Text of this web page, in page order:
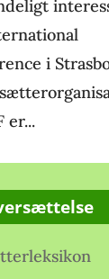
i
er...